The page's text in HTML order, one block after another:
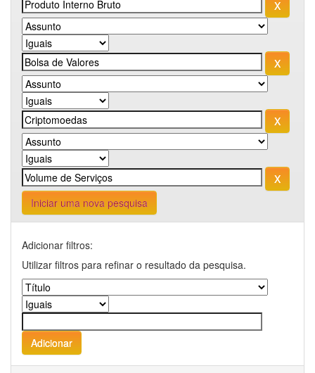
Iniciar uma nova pesquisa
Adicionar filtros:
Utilizar filtros para refinar o resultado da pesquisa.